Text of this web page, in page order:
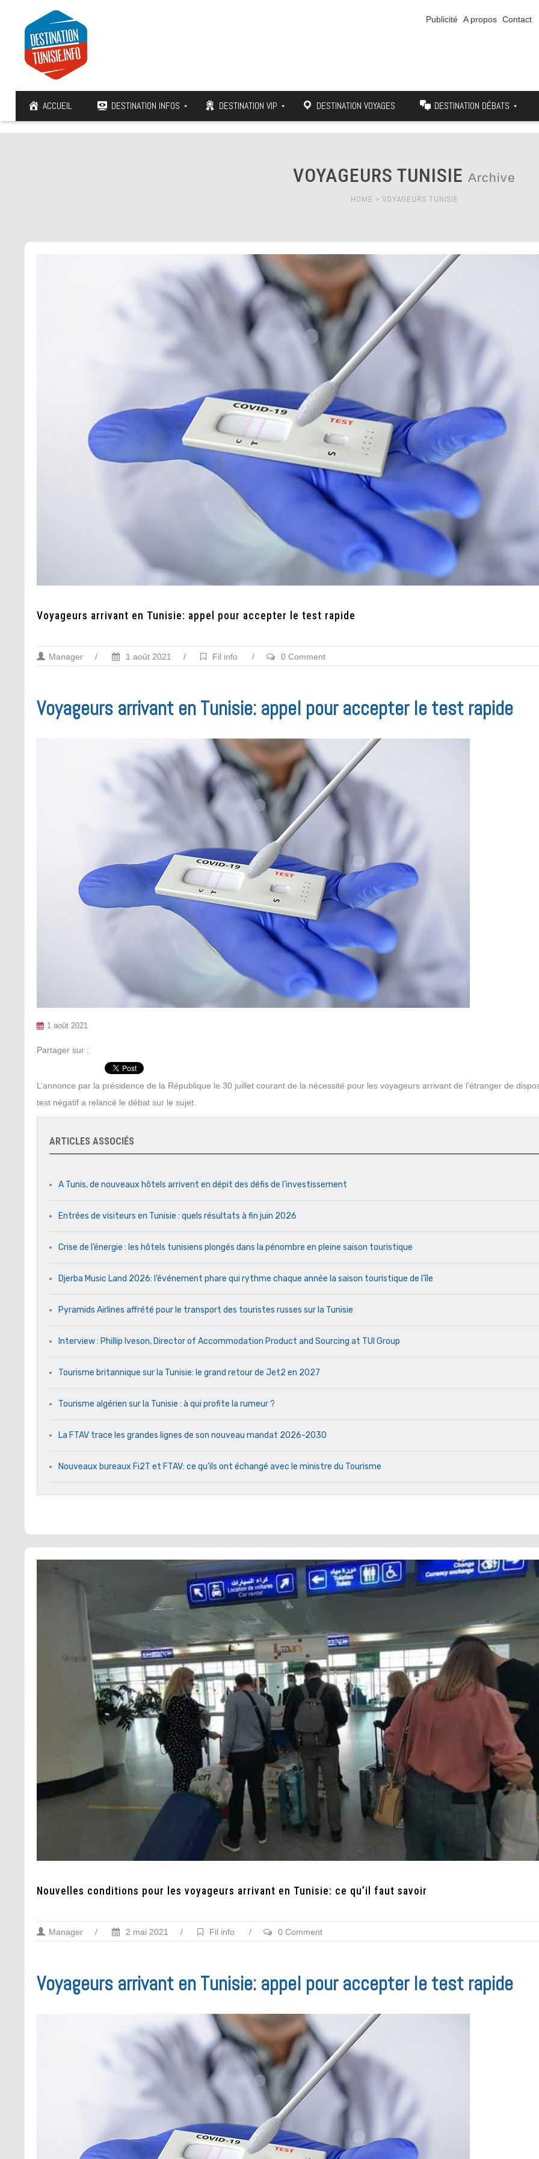
Publicité A propos Contact
ACCUEIL DESTINATION INFOS DESTINATION VIP DESTINATION VOYAGES DESTINATION DÉBATS
VOYAGEURS TUNISIE Archive
HOME > VOYAGEURS TUNISIE
Voyageurs arrivant en Tunisie: appel pour accepter le test rapide
Manager / 1 août 2021 / Fil info / 0 Comment
Voyageurs arrivant en Tunisie: appel pour accepter le test rapide
1 août 2021
Partager sur :
L’annonce par la présidence de la République le 30 juillet courant de la nécessité pour les voyageurs arrivant de l’étranger de
test négatif a relancé le débat sur le sujet.
ARTICLES ASSOCIÉS
A Tunis, de nouveaux hôtels arrivent en dépit des défis de l’investissement
Entrées de visiteurs en Tunisie : quels résultats à fin juin 2026
Crise de l’énergie : les hôtels tunisiens plongés dans la pénombre en pleine saison touristique
Djerba Music Land 2026: l’événement phare qui rythme chaque année la saison touristique de l’île
Pyramids Airlines affrété pour le transport des touristes russes sur la Tunisie
Interview : Phillip Iveson, Director of Accommodation Product and Sourcing at TUI Group
Tourisme britannique sur la Tunisie: le grand retour de Jet2 en 2027
Tourisme algérien sur la Tunisie : à qui profite la rumeur ?
La FTAV trace les grandes lignes de son nouveau mandat 2026-2030
Nouveaux bureaux Fi2T et FTAV: ce qu’ils ont échangé avec le ministre du Tourisme
Nouvelles conditions pour les voyageurs arrivant en Tunisie: ce qu’il faut savoir
Manager / 2 mai 2021 / Fil info / 0 Comment
Voyageurs arrivant en Tunisie: appel pour accepter le test rapide